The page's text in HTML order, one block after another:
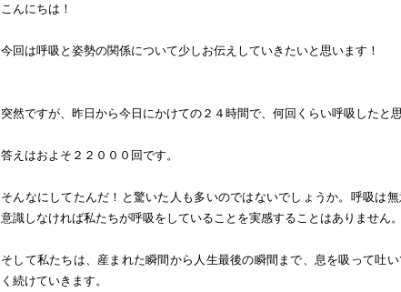
こんにちは！
今回は呼吸と姿勢の関係について少しお伝えしていきたいと思います！
突然ですが、昨日から今日にかけての２４時間で、何回くらい呼吸したと
答えはおよそ２２０００回です。
そんなにしてたんだ！と驚いた人も多いのではないでしょうか。呼吸は無
意識しなければ私たちが呼吸をしていることを実感することはありません。
そして私たちは、産まれた瞬間から人生最後の瞬間まで、息を吸って吐
く続けていきます。